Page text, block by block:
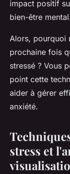
impact positif
bien-être
Alors, pourquoi
prochaine fois
stressé ? Vous
point cette
aider à gérer
anxiété.
stress et